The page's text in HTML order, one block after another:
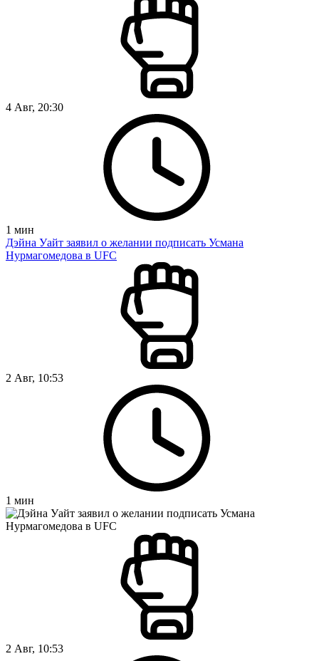
4 Авг, 20:30
1 мин
Дэйна Уайт заявил о желании подписать Усмана
Нурмагомедова в UFC
2 Авг, 10:53
1 мин
2 Авг, 10:53